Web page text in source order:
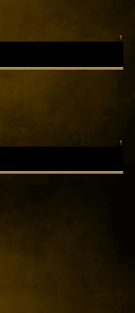
↑
↑